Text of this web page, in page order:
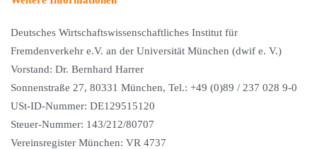
Deutsches Wirtschaftswissenschaftliches Institut für
Fremdenverkehr e.V. an der Universität München (dwif e. V.)
Vorstand: Dr. Bernhard Harrer
Sonnenstraße 27, 80331 München, Tel.: +49 (0)89 / 237 028 9-0
USt-ID-Nummer: DE129515120
Steuer-Nummer: 143/212/80707
Vereinsregister München: VR 4737